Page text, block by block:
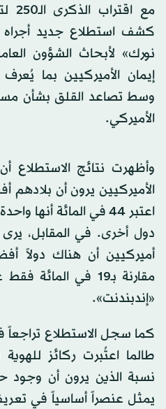
كشف استطلاع جديد
نورك» لأبحاث الشؤون
إيمان الأميركيين بما يُعرف
وسط تصاعد القلق بشأن
الأميركي.
الأميركيين يرون أن بلادهم
اعتبر 44 في المائة
دول أخرى. في المقابل،
أميركيين أن هناك دولاً
«إندبندنت».
كما سجل الاستطلاع
طالما اعتُبرت ركائز
نسبة الذين يرون أن وجود